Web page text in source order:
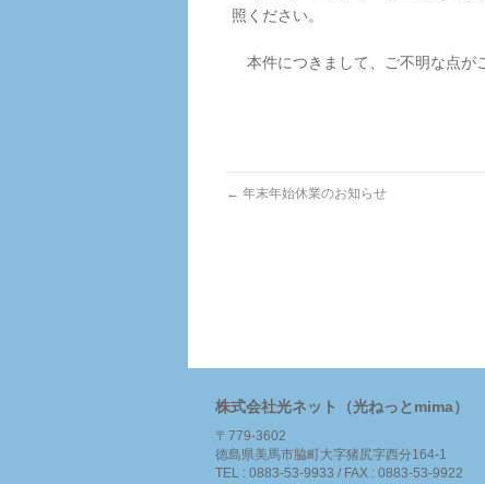
照ください。
本件につきまして、ご不明な点が
← 年末年始休業のお知らせ
株式会社光ネット（光ねっとmima）
〒779-3602
徳島県美馬市脇町大字猪尻字西分164-1
TEL : 0883-53-9933 / FAX : 0883-53-9922